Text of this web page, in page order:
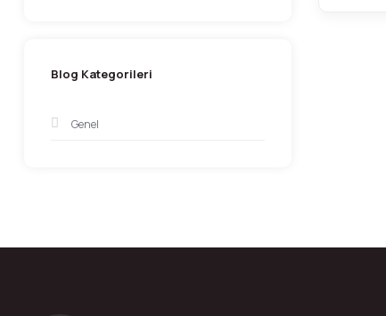
Blog Kategorileri
Genel